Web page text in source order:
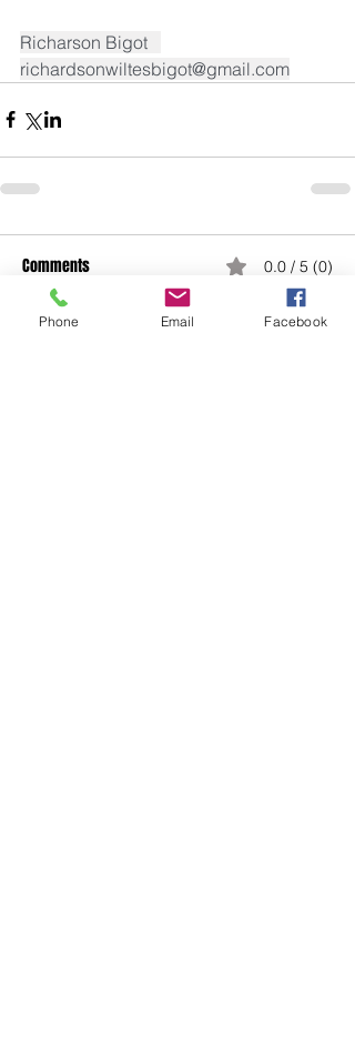
Richarson Bigot
richardsonwiltesbigot@gmail.com
Comments 0.0 / 5 (0)
Phone Email Facebook